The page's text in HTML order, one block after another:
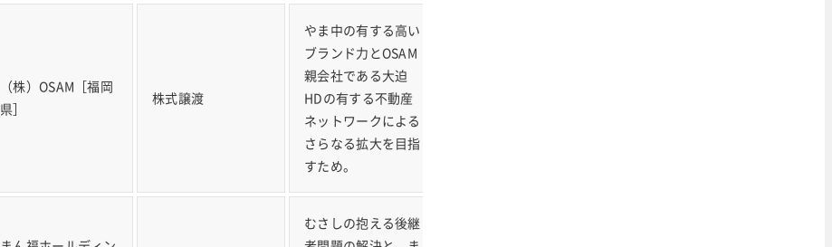
（株）OSAM［福岡
県］
株式譲渡
やま中の有する高い
ブランド力とOSAM
親会社である大迫
HDの有する不動産
ネットワークによる
さらなる拡大を目指
すため。
むさしの抱える後継